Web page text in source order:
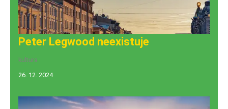
Peter Legwood neexistuje
kultura
26. 12. 2024